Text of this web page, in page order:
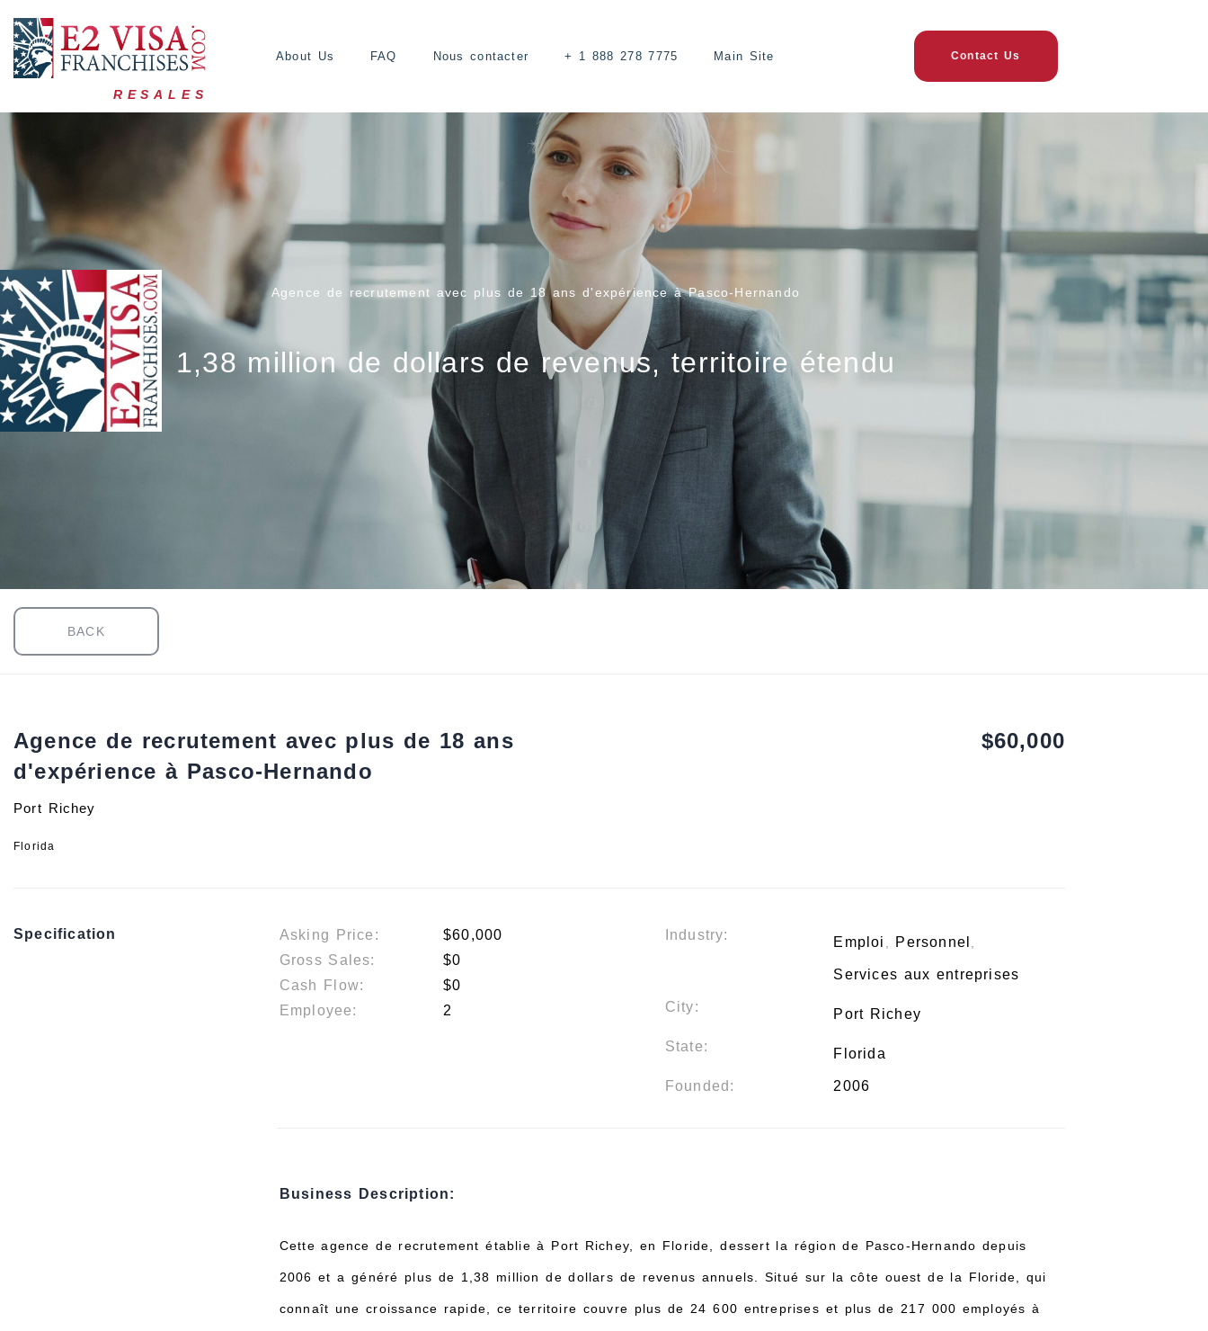
RESALES
About Us FAQ Nous contacter + 1 888 278 7775 Main Site Contact Us
Agence de recrutement avec plus de 18 ans d'expérience à Pasco-Hernando
1,38 million de dollars de revenus, territoire étendu
BACK
Agence de recrutement avec plus de 18 ans
d'expérience à Pasco-Hernando
Port Richey
Florida
$60,000
Specification Asking Price:
$60,000
Gross Sales:
$0
Cash Flow:
$0
Employee:
2
Industry: Emploi Personnel
Services aux entreprises
City: Port Richey
State: Florida
Founded: 2006
Business Description:
Cette agence de recrutement établie à Port Richey, en Floride, dessert la région de Pasco-Hernando depuis
2006 et a généré plus de 1,38 million de dollars de revenus annuels. Situé sur la côte ouest de la Floride, qui
connaît une croissance rapide, ce territoire couvre plus de 24 600 entreprises et plus de 217 000 employés à